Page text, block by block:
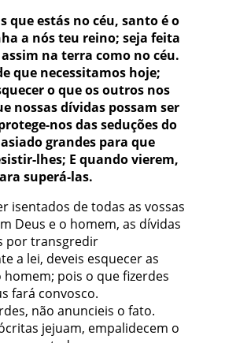
que estás no céu, santo é o
a nós teu reino; seja feita
na terra como no céu.
que necessitamos hoje;
o que os outros nos
nossas dívidas possam ser
nos das seduções do
grandes para que
lhes; E quando vierem,
superá-las.
isentados de todas as vossas
Deus e o homem, as dívidas
por transgredir
a lei, deveis esquecer as
pois o que fizerdes
fará convosco.
não anuncieis o fato.
jejuam, empalidecem o